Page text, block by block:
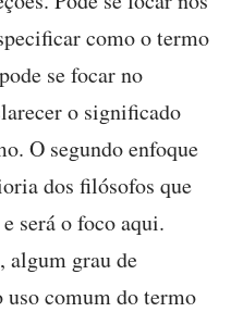
como o termo
se focar no
o significado
O segundo enfoque
dos filósofos que
será o foco aqui.
algum grau de
uso comum do termo